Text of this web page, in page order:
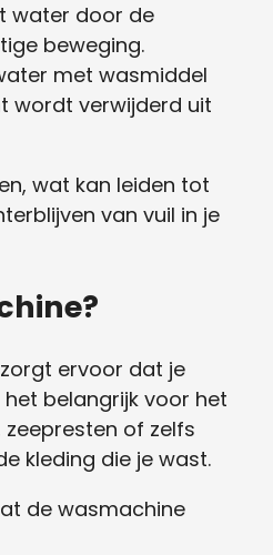
water door de
beweging.
met wasmiddel
wordt verwijderd uit
wat kan leiden tot
van vuil in je
ervoor dat je
belangrijk voor het
of zelfs
kleding die je wast.
de wasmachine